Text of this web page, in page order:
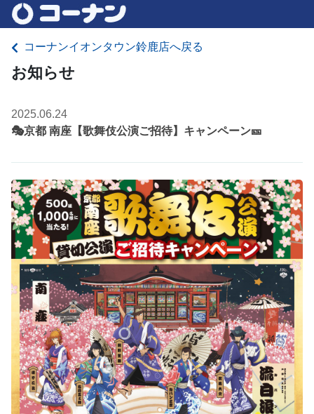
コーナンイオンタウン鈴鹿店へ戻る
お知らせ
2025.06.24
🎭京都 南座【歌舞伎公演ご招待】キャンペーン🎫